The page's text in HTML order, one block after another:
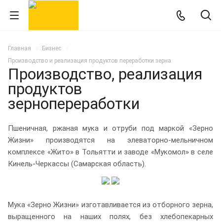
Главная
Бизнес
Производство и реализация продуктов переработки зерна
Производство, реализация
продуктов
зернопереработки
Пшеничная, ржаная мука и отруби под маркой «Зерно
Жизни» производятся на элеваторно-мельничном
комплексе «Жито» в Тольятти и заводе «Мукомол» в селе
Кинель-Черкассы (Самарская область).
Мука «Зерно Жизни» изготавливается из отборного зерна,
выращенного на наших полях, без хлебопекарных